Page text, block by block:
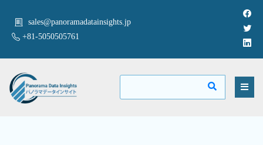
sales@panoramadatainsights.jp
+81-5050505761